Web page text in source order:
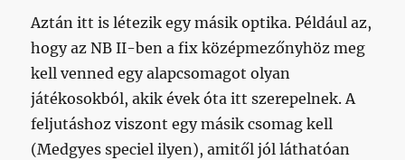
Aztán itt is létezik egy másik optika. Például az,
hogy az NB II-ben a fix középmezőnyhöz meg
kell venned egy alapcsomagot olyan
játékosokból, akik évek óta itt szerepelnek. A
feljutáshoz viszont egy másik csomag kell
(Medgyes speciel ilyen), amitől jól láthatóan